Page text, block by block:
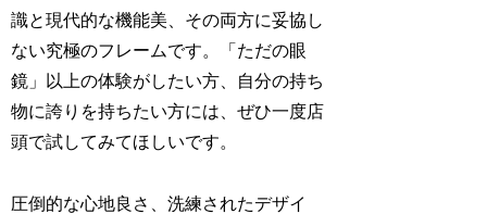
識と現代的な機能美、その両方に妥協し
ない究極のフレームです。「ただの眼
鏡」以上の体験がしたい方、自分の持ち
物に誇りを持ちたい方には、ぜひ一度店
頭で試してみてほしいです。
圧倒的な心地良さ、洗練されたデザイ